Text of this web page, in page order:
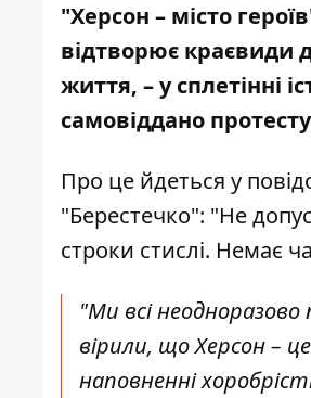
"Херсон – місто
відтворює краєвиди
життя, – у сплетінні
самовіддано
Про це йдеться у
"Берестечко": "Не
строки стислі. Немає
"Ми всі
вірили, що Херсон –
наповненні